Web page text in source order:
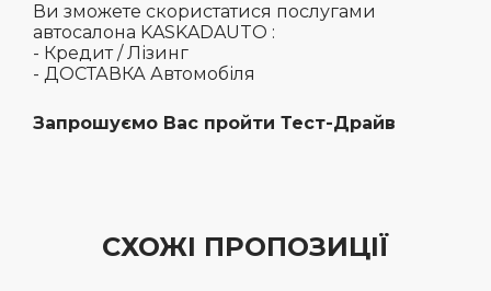
Ви зможете скористатися послугами
автосалона KASKADAUTO :
- Кредит / Лізинг
- ДОСТАВКА Автомобіля
Запрошуємо Вас пройти Тест-Драйв
СХОЖІ ПРОПОЗИЦІЇ